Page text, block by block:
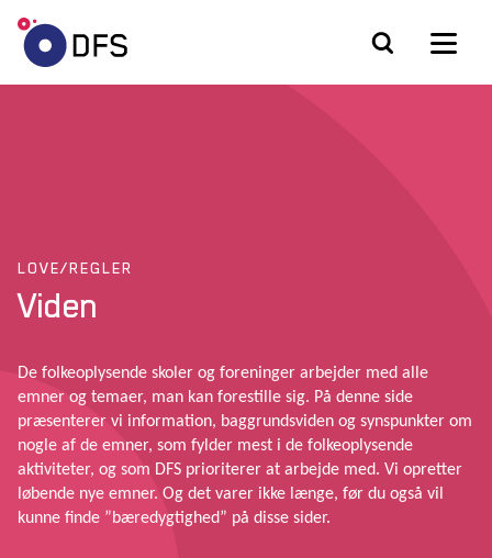
LOVE/REGLER
Viden
De folkeoplysende skoler og foreninger arbejder med alle
emner og temaer, man kan forestille sig. På denne side
præsenterer vi information, baggrundsviden og synspunkter om
nogle af de emner, som fylder mest i de folkeoplysende
aktiviteter, og som DFS prioriterer at arbejde med. Vi opretter
løbende nye emner. Og det varer ikke længe, før du også vil
kunne finde ”bæredygtighed” på disse sider.